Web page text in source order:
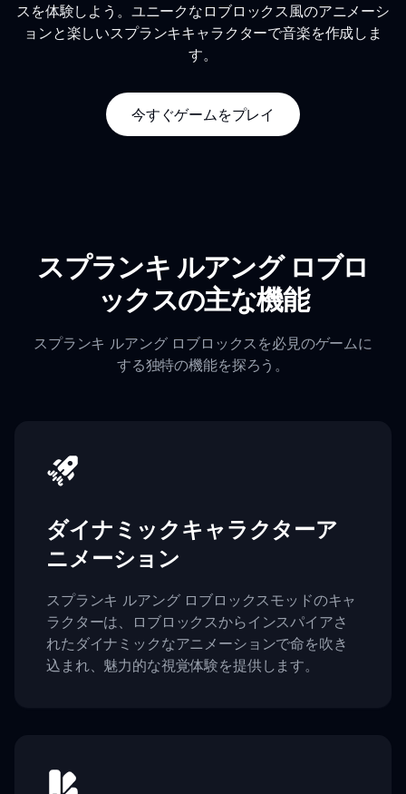
スを体験しよう。ユニークなロブロックス風のアニメーシ
ョンと楽しいスプランキキャラクターで音楽を作成しま
す。
今すぐゲームをプレイ
スプランキ ルアング ロブロ
ックスの主な機能
スプランキ ルアング ロブロックスを必見のゲームに
する独特の機能を探ろう。
ダイナミックキャラクターア
ニメーション
スプランキ ルアング ロブロックスモッドのキャ
ラクターは、ロブロックスからインスパイアさ
れたダイナミックなアニメーションで命を吹き
込まれ、魅力的な視覚体験を提供します。